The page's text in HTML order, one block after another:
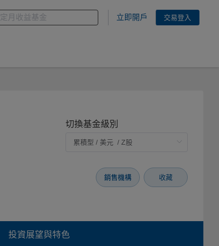
想搜尋的基金關鍵字
立即開戶 交易登入
切換基金級別
銷售機構 收藏
投資展望與特色